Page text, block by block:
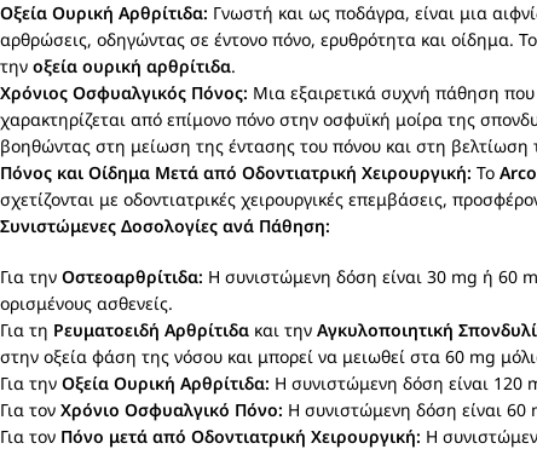
Οξεία Ουρική Αρθρίτιδα: Γνωστή και ως ποδάγρα, είναι μια
αρθρώσεις, οδηγώντας σε έντονο πόνο, ερυθρότητα και οίδημα. Το
την οξεία ουρική αρθρίτιδα.
Χρόνιος Οσφυαλγικός Πόνος: Μια εξαιρετικά συχνή πάθηση
χαρακτηρίζεται από επίμονο πόνο στην οσφυϊκή μοίρα της
βοηθώντας στη μείωση της έντασης του πόνου και στη βελτίωση
Πόνος και Οίδημα Μετά από Οδοντιατρική Χειρουργική: Το
σχετίζονται με οδοντιατρικές χειρουργικές επεμβάσεις,
Συνιστώμενες Δοσολογίες ανά Πάθηση:
Για την Οστεοαρθρίτιδα: Η συνιστώμενη δόση είναι 30 mg ή 60
ορισμένους ασθενείς.
Για τη Ρευματοειδή Αρθρίτιδα και την Αγκυλοποιητική
στην οξεία φάση της νόσου και μπορεί να μειωθεί στα 60 mg
Για την Οξεία Ουρική Αρθρίτιδα: Η συνιστώμενη δόση είναι 120
Για τον Χρόνιο Οσφυαλγικό Πόνο: Η συνιστώμενη δόση είναι
Για τον Πόνο μετά από Οδοντιατρική Χειρουργική: Η